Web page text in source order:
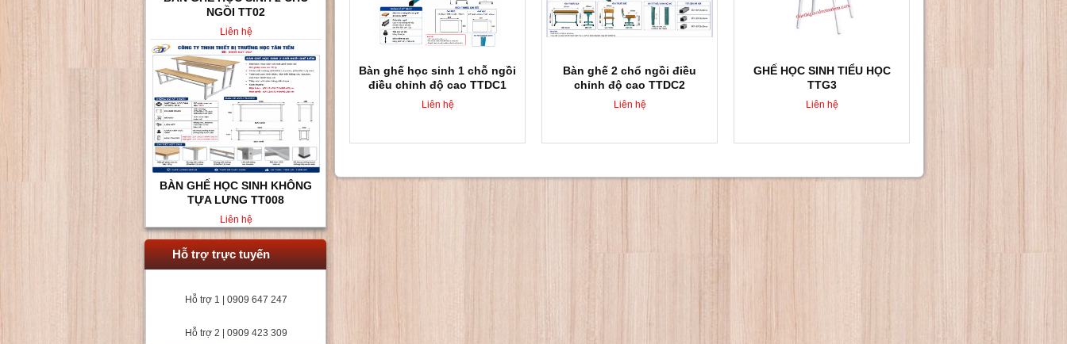
TỰA LƯNG TT008
Liên hệ
BÀN GHẾ HỌC SINH VÀ SINH
VIÊN TT010
Liên hệ
Hỗ trợ trực tuyến
Hỗ trợ 1 | 0909 647 247
Hỗ trợ 2 | 0909 423 309
Bàn ghế học sinh 1 chỗ ngồi
điều chỉnh độ cao TTDC1
Liên hệ
Bàn ghế 2 chổ ngồi điều
chỉnh độ cao TTDC2
Liên hệ
GHẾ HỌC SINH TIỂU HỌC
TTG3
Liên hệ